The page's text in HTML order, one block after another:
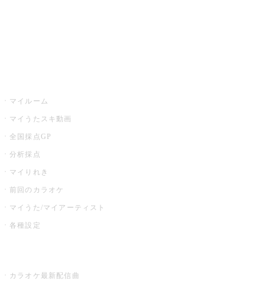
マイルーム
マイうたスキ動画
全国採点GP
分析採点
マイりれき
前回のカラオケ
マイうた/マイアーティスト
各種設定
カラオケ最新配信曲